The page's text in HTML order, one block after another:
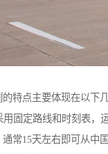
特点主要体现在以下几
用固定路线和时刻表，
常15天左右即可从中